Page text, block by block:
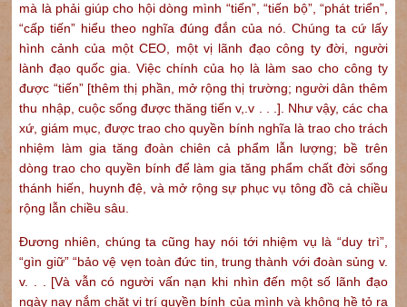
mà là phải giúp cho hội dòng mình “tiến”, “tiến bộ”, “phát triển”,
“cấp tiến” hiểu theo nghĩa đúng đắn của nó. Chúng ta cứ lấy
hình cảnh của một CEO, một vị lãnh đạo công ty đời, người
lành đạo quốc gia. Việc chính của họ là làm sao cho công ty
được “tiến” [thêm thị phần, mở rộng thị trường; người dân thêm
thu nhập, cuộc sống được thăng tiến v,.v . . .]. Như vậy, các cha
xứ, giám mục, được trao cho quyền bính nghĩa là trao cho trách
nhiệm làm gia tăng đoàn chiên cả phẩm lẫn lượng; bề trên
dòng trao cho quyền bính để làm gia tăng phẩm chất đời sống
thánh hiến, huynh đệ, và mở rộng sự phục vụ tông đồ cả chiều
rộng lẫn chiều sâu.
Đương nhiên, chúng ta cũng hay nói tới nhiệm vụ là “duy trì”,
“gìn giữ” “bảo vệ vẹn toàn đức tin, trung thành với đoàn sủng v.
v. . . [Và vẫn có người vấn nạn khi nhìn đến một số lãnh đạo
ngày nay nắm chặt vị trí quyền bính của mình và không hề tỏ ra